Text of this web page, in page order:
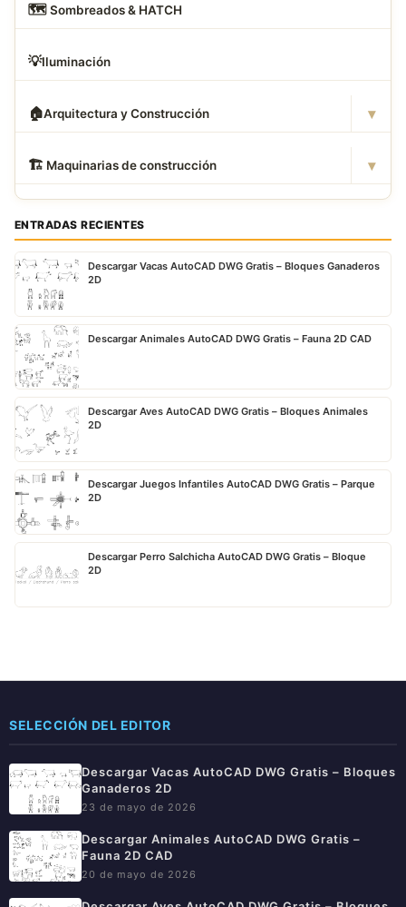
🗺️ Sombreados & HATCH
💡Iluminación
🏠Arquitectura y Construcción ▾
🏗 ️ Maquinarias de construcción ▾
ENTRADAS RECIENTES
Descargar Vacas AutoCAD DWG Gratis – Bloques Ganaderos
2D
Descargar Animales AutoCAD DWG Gratis – Fauna 2D CAD
Descargar Aves AutoCAD DWG Gratis – Bloques Animales
2D
Descargar Juegos Infantiles AutoCAD DWG Gratis – Parque
2D
Descargar Perro Salchicha AutoCAD DWG Gratis – Bloque
2D
SELECCIÓN DEL EDITOR
Descargar Vacas AutoCAD DWG Gratis – Bloques
Ganaderos 2D
23 de mayo de 2026
Descargar Animales AutoCAD DWG Gratis –
Fauna 2D CAD
20 de mayo de 2026